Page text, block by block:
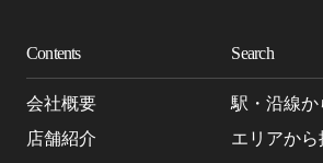
Contents
会社概要
店舗紹介
Search
駅・沿線か
エリアから